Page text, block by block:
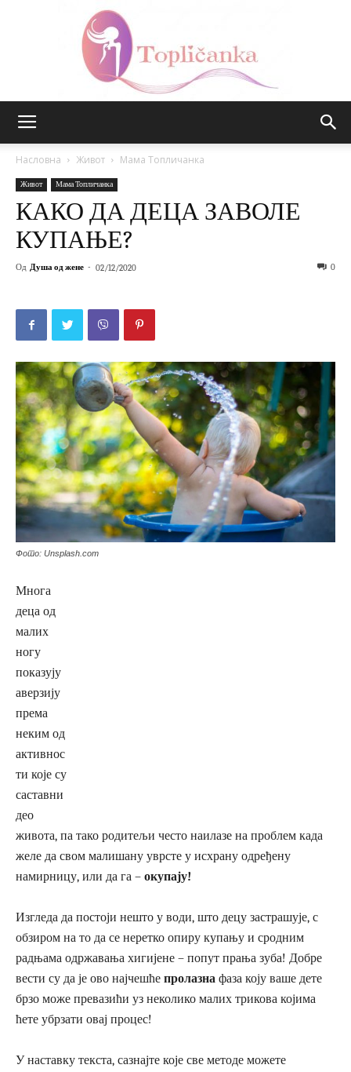
Насловна Живот Мама Топличанка
Живот Мама Топличанка
КАКО ДА ДЕЦА ЗАВОЛЕ
КУПАЊЕ?
Од Душа од жене - 02/12/2020 0
Фото: Unsplash.com
Многа
деца од
малих
ногу
показују
аверзију
према
неким од
активнос
ти које су
саставни
део
живота, па тако родитељи често наилазе на проблем када
желе да свом малишану уврсте у исхрану одређену
намирницу, или да га – окупају!
Изгледа да постоји нешто у води, што децу застрашује, с
обзиром на то да се неретко опиру купању и сродним
радњама одржавања хигијене – попут прања зуба! Добре
вести су да је ово најчешће пролазна фаза коју ваше дете
брзо може превазићи уз неколико малих трикова којима
ћете убрзати овај процес!
У наставку текста, сазнајте које све методе можете